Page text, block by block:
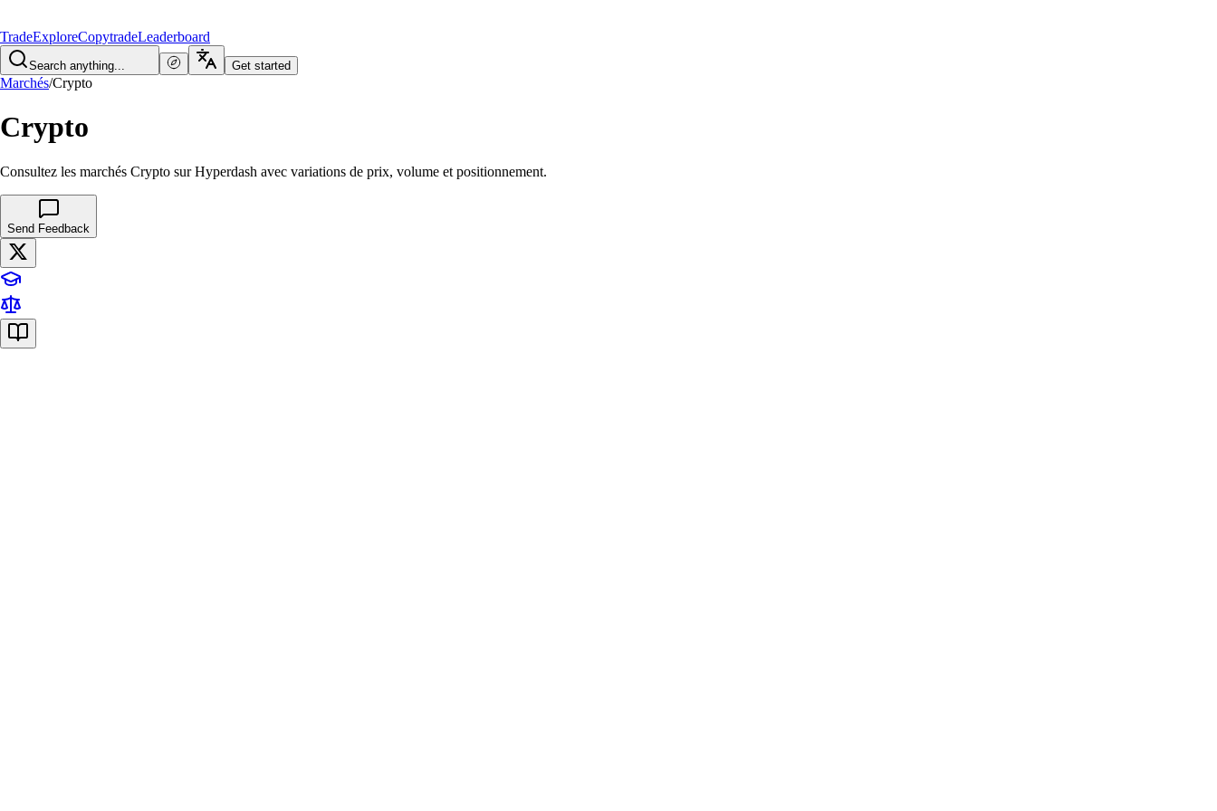
TradeExploreCopytradeLeaderboard
Search anything... Get started
Marchés/Crypto
Crypto
Consultez les marchés Crypto sur Hyperdash avec variations de prix, volume et positionnement.
Send Feedback